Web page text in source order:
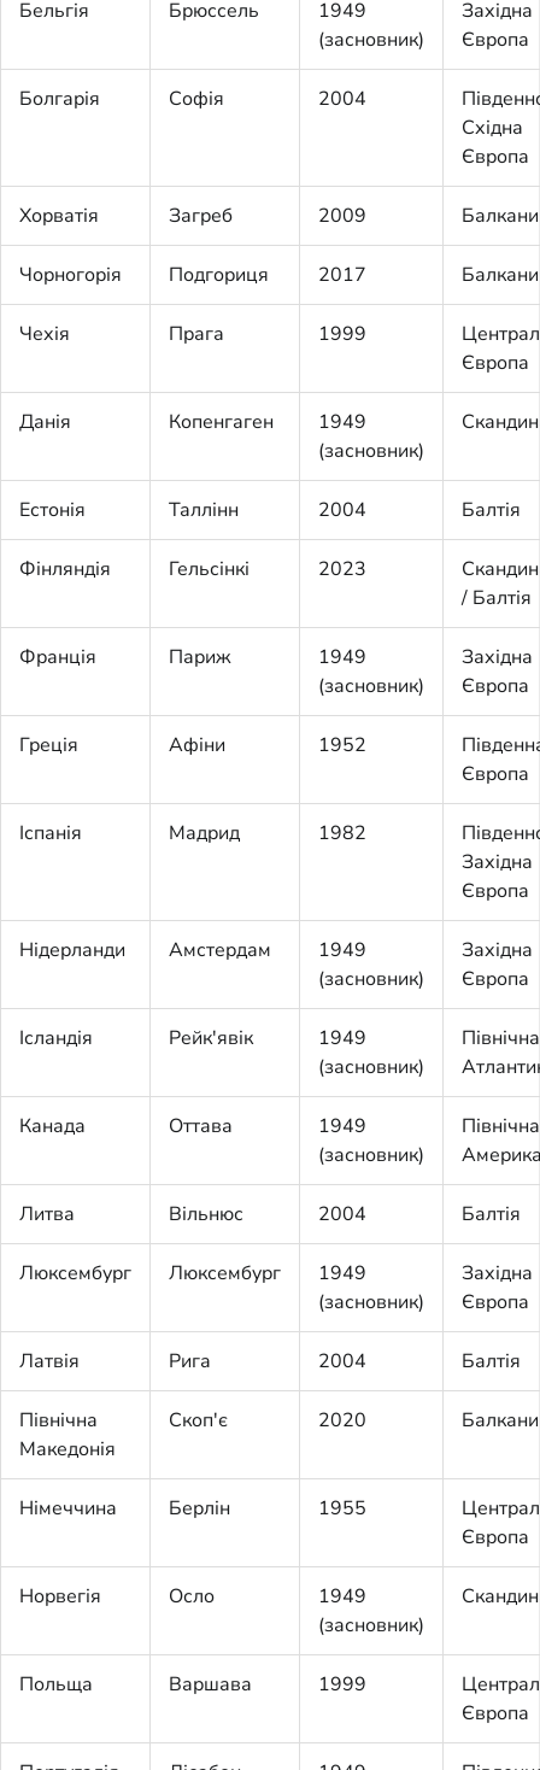
Бельгія Брюссель
1949
(засновник)
Західна
Європа
Болгарія Софія 2004
Східна
Європа
Хорватія Загреб 2009 Балкани
Чорногорія Подгориця 2017 Балкани
Чехія Прага 1999
Європа
Данія Копенгаген
1949
(засновник)
Естонія Таллінн 2004 Балтія
Фінляндія Гельсінкі 2023
/ Балтія
Франція Париж
1949
(засновник)
Західна
Європа
Греція Афіни 1952
Європа
Іспанія Мадрид 1982
Західна
Європа
Нідерланди Амстердам
1949
(засновник)
Західна
Європа
Ісландія Рейк'явік
1949
(засновник)
Північна
Канада Оттава
1949
(засновник)
Північна
Литва Вільнюс 2004 Балтія
Люксембург Люксембург
1949
(засновник)
Західна
Європа
Латвія Рига 2004 Балтія
Північна
Македонія
Скоп'є 2020 Балкани
Німеччина Берлін 1955
Європа
Норвегія Осло
1949
(засновник)
Польща Варшава 1999
Європа